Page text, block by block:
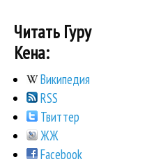
Читать Гуру
Кена:
Википедия
RSS
Твиттер
ЖЖ
Facebook